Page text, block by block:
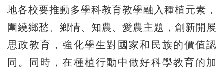
地各校要推動多學科教育教學融入種植元素，
圍繞鄉愁、鄉情、知農、愛農主題，創新開展
思政教育，強化學生對國家和民族的價值認
同。同時，在種植行動中做好科學教育的加